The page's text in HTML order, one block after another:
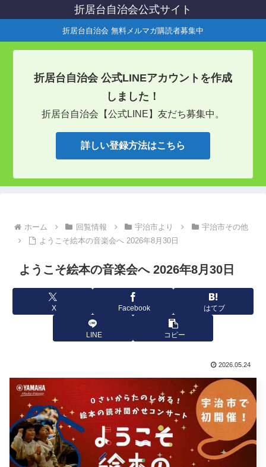
折居台自治会公式サイト
折居台自治会 無料メルマガ購読者募集中
折居台自治会 公式LINEアカウントを作成
しました！
折居台自治会【公式LINE】友だち募集中。
詳しい登録方法はこちら
ホーム 回覧情報 宇治市より
宇治市その他
ようこそ絵本の音楽会へ 2026年8月30日
ようこそ絵本の音楽会へ 2026年8月30日
X Facebook はてブ
LINE コピー
2026.05.24